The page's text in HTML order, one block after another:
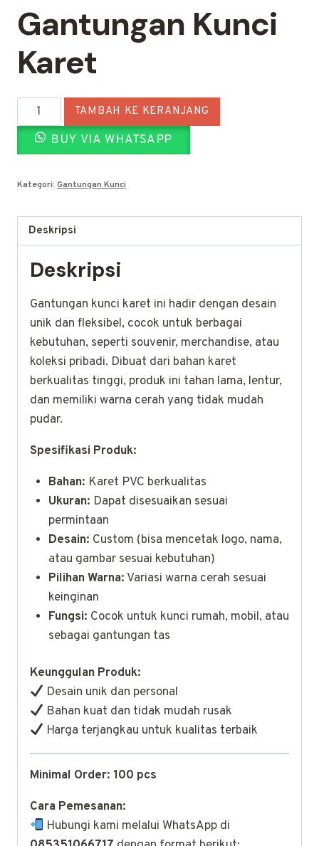
Gantungan Kunci
Karet
Kuantitas
Gantungan
Kunci
TAMBAH KE KERANJANG
BUY VIA WHATSAPP
Kategori: Gantungan Kunci
Deskripsi
Deskripsi
Gantungan kunci karet ini hadir dengan desain
unik dan fleksibel, cocok untuk berbagai
kebutuhan, seperti souvenir, merchandise, atau
koleksi pribadi. Dibuat dari bahan karet
berkualitas tinggi, produk ini tahan lama, lentur,
dan memiliki warna cerah yang tidak mudah
pudar.
Spesifikasi Produk:
Bahan: Karet PVC berkualitas
Ukuran: Dapat disesuaikan sesuai
permintaan
Desain: Custom (bisa mencetak logo, nama,
atau gambar sesuai kebutuhan)
Pilihan Warna: Variasi warna cerah sesuai
keinginan
Fungsi: Cocok untuk kunci rumah, mobil, atau
sebagai gantungan tas
Keunggulan Produk:
Desain unik dan personal
Bahan kuat dan tidak mudah rusak
Harga terjangkau untuk kualitas terbaik
Minimal Order: 100 pcs
Cara Pemesanan:
Hubungi kami melalui WhatsApp di